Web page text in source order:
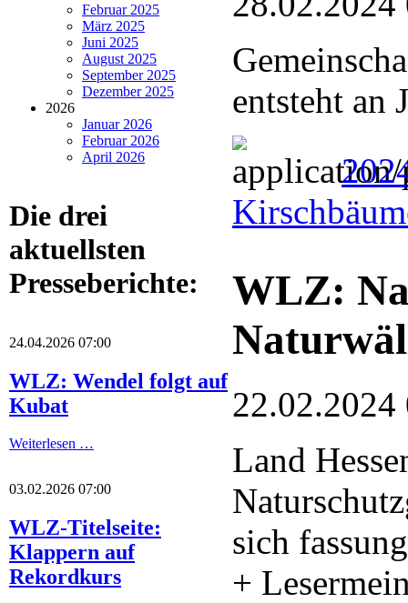
Februar 2025
März 2025
Juni 2025
August 2025
September 2025
Dezember 2025
2026
Januar 2026
Februar 2026
April 2026
Die drei
aktuellsten
Presseberichte:
24.04.2026 07:00
WLZ: Wendel folgt auf
Kubat
Weiterlesen …
03.02.2026 07:00
WLZ-Titelseite:
Klappern auf
Rekordkurs
entsteht an
WLZ:
22.02.2024
Land
sich
+